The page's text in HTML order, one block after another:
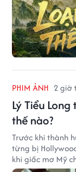
PHIM ẢNH 2 giờ
Lý Tiểu
thế nào?
Trước khi thành
từng bị
khi giấc mơ Mỹ